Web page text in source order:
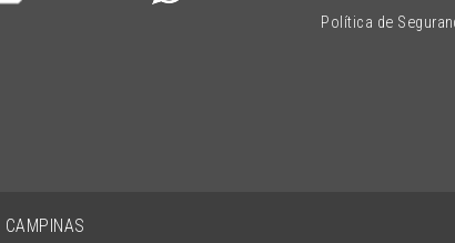
Política de